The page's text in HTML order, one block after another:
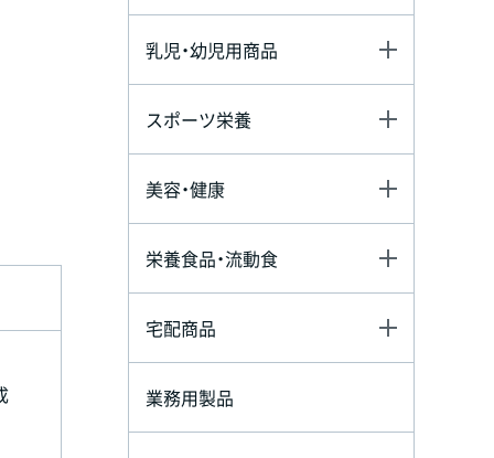
乳児・幼児用商品
スポーツ栄養
美容・健康
栄養食品・流動食
宅配商品
業務用製品